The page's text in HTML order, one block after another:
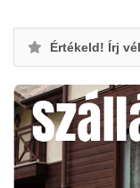
Értékeld! Írj